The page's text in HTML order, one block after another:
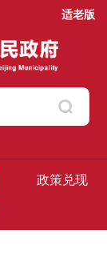
适老版
政策兑现